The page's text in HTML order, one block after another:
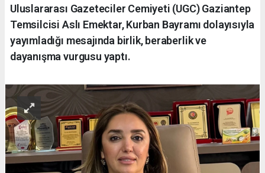
Uluslararası Gazeteciler Cemiyeti (UGC) Gaziantep
Temsilcisi Aslı Emektar, Kurban Bayramı dolayısıyla
yayımladığı mesajında birlik, beraberlik ve
dayanışma vurgusu yaptı.